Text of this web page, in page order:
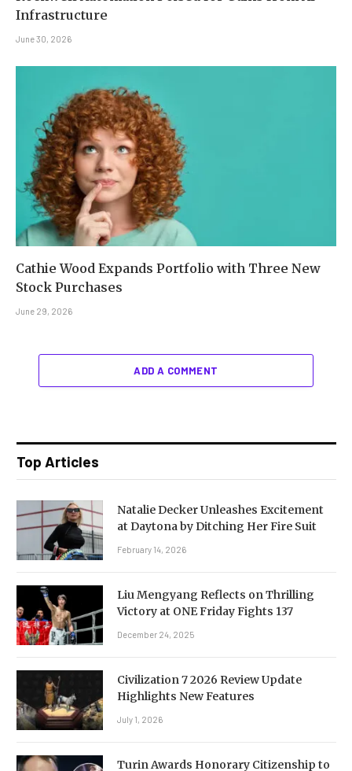
Infrastructure
June 30, 2026
Cathie Wood Expands Portfolio with Three New
Stock Purchases
June 29, 2026
ADD A COMMENT
Top Articles
Natalie Decker Unleashes Excitement
at Daytona by Ditching Her Fire Suit
February 14, 2026
Liu Mengyang Reflects on Thrilling
Victory at ONE Friday Fights 137
December 24, 2025
Civilization 7 2026 Review Update
Highlights New Features
July 1, 2026
Turin Awards Honorary Citizenship to